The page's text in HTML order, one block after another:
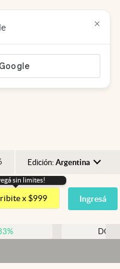
Edición: Argentina
Argentina
España
USA
sin limites!
x $999 Ingresá
DÓLAR BLUE
×